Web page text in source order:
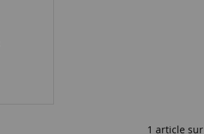
1 article sur